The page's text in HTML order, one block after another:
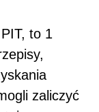
to 1
zaliczyć